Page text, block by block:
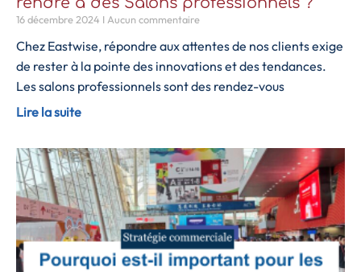
16 décembre 2024 Aucun commentaire
Chez Eastwise, répondre aux attentes de nos clients exige
de rester à la pointe des innovations et des tendances.
Les salons professionnels sont des rendez-vous
Lire la suite